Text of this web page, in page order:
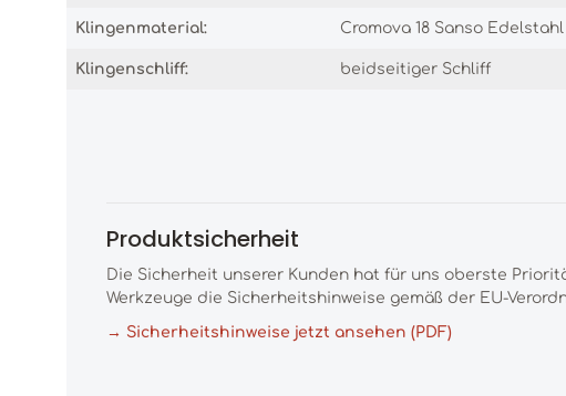
Klingenmaterial: Cromova 18 Sanso Edelstahl
Klingenschliff: beidseitiger Schliff
Produktsicherheit
Die Sicherheit unserer Kunden hat für uns oberste
Werkzeuge die Sicherheitshinweise gemäß der EU-
→ Sicherheitshinweise jetzt ansehen (PDF)